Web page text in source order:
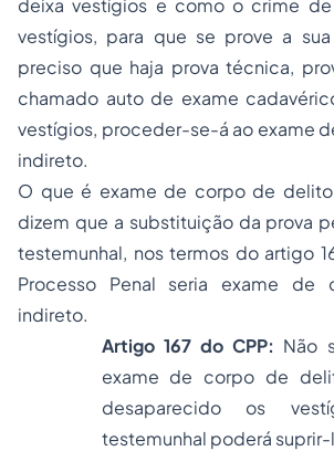
deixa vestígios e como o crime
vestígios, para que se prove a
preciso que haja prova técnica,
chamado auto de exame
vestígios, proceder-se-á ao exame
indireto.
O que é exame de corpo de delito
dizem que a substituição da prova
testemunhal, nos termos do artigo
Processo Penal seria exame
indireto.
Artigo 167 do CPP: Não
exame de corpo de
desaparecido os
testemunhal poderá suprir-